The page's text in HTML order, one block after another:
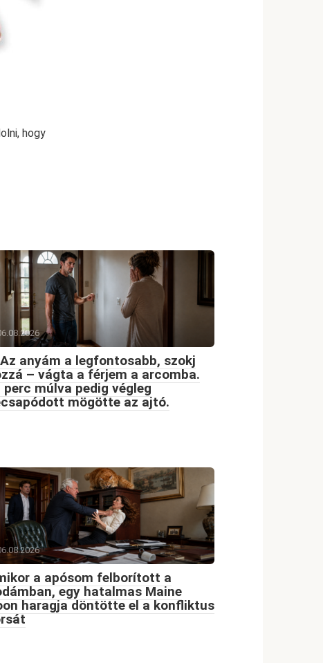
hogy
anyám a legfontosabb, szokj
– vágta a férjem a arcomba.
perc múlva pedig végleg
mögötte az ajtó.
a apósom felborított a
egy hatalmas Maine
haragja döntötte el a konfliktus